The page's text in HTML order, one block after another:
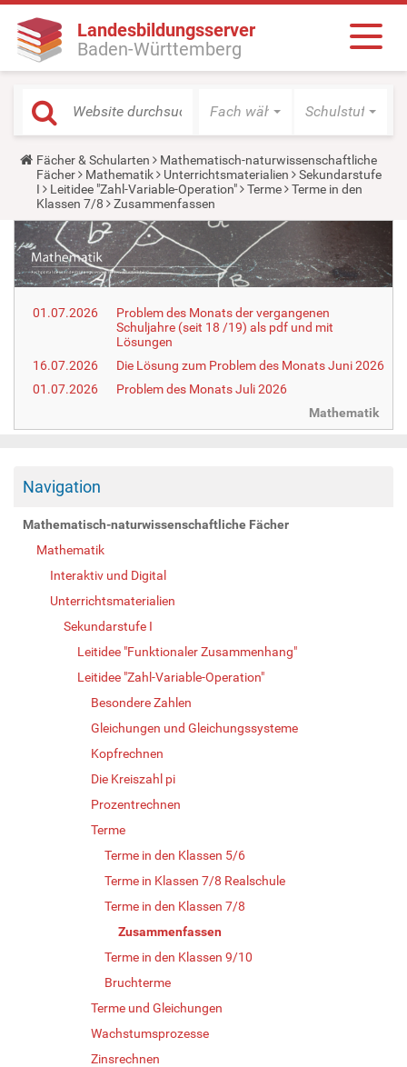
Landesbildungsserver
Baden-Württemberg
Fach wählen Schulstufe
Y
o
u
a
r
e
h
e
r
e
Fächer & Schularten
Mathematisch-naturwissenschaftliche
Fächer
Mathematik Unterrichtsmaterialien
Sekundarstufe
I
Leitidee "Zahl-Variable-Operation" Terme
Terme in den
Klassen 7/8
Zusammenfassen
01.07.2026
Problem des Monats der vergangenen
Schuljahre (seit 18 /19) als pdf und mit
Lösungen
16.07.2026
Die Lösung zum Problem des Monats Juni 2026
01.07.2026
Problem des Monats Juli 2026
Mathematik
Navigation
Mathematisch-naturwissenschaftliche Fächer
Mathematik
Interaktiv und Digital
Unterrichtsmaterialien
Sekundarstufe I
Leitidee "Funktionaler Zusammenhang"
Leitidee "Zahl-Variable-Operation"
Besondere Zahlen
Gleichungen und Gleichungssysteme
Kopfrechnen
Die Kreiszahl pi
Prozentrechnen
Terme
Terme in den Klassen 5/6
Terme in Klassen 7/8 Realschule
Terme in den Klassen 7/8
Zusammenfassen
Terme in den Klassen 9/10
Bruchterme
Terme und Gleichungen
Wachstumsprozesse
Zinsrechnen